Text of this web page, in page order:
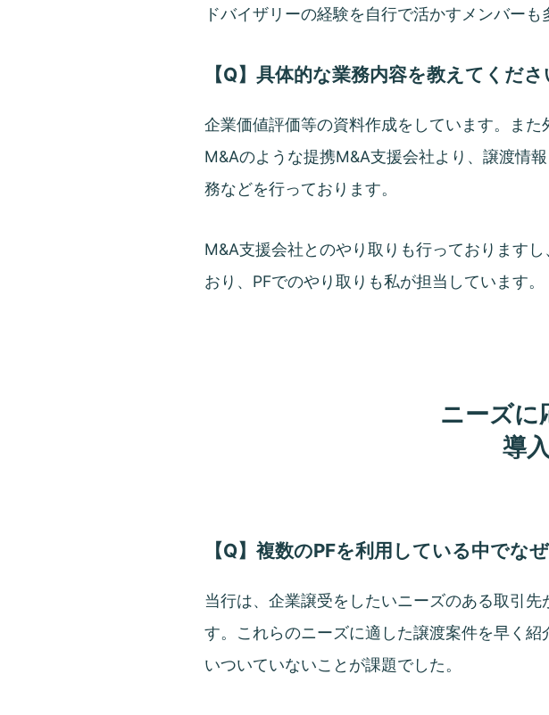
ドバイザリーの経験を自行で活かすメンバーも
【Q】具体的な業務内容を教えてくださ
企業価値評価等の資料作成をしています。ま
M&Aのような提携M&A支援会社より、譲渡情
務などを行っております。
M&A支援会社とのやり取りも行っております
おり、PFでのやり取りも私が担当しています。
ニーズに
導
【Q】複数のPFを利用している中で
当行は、企業譲受をしたいニーズのある取引
す。これらのニーズに適した譲渡案件を早く
いついていないことが課題でした。